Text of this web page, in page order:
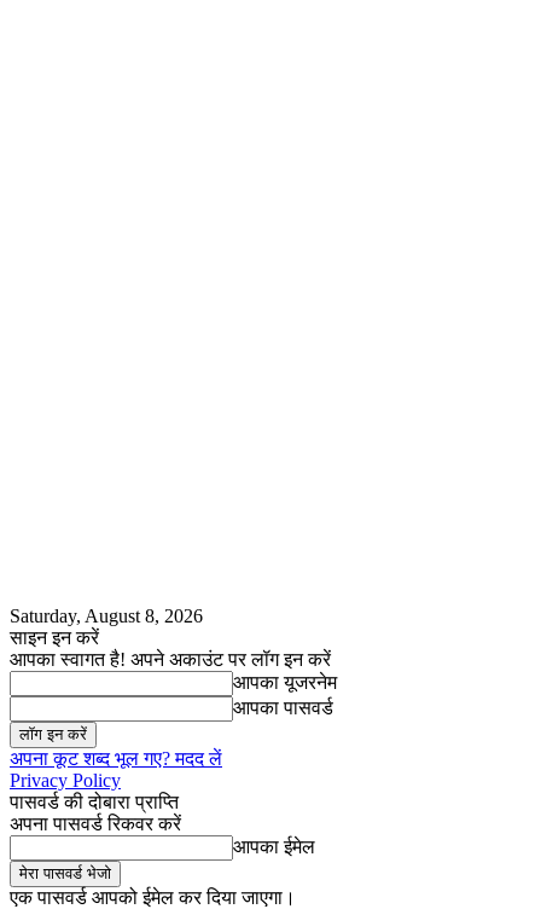
Saturday, August 8, 2026
साइन इन करें
आपका स्वागत है! अपने अकाउंट पर लॉग इन करें
आपका यूजरनेम
आपका पासवर्ड
अपना कूट शब्द भूल गए? मदद लें
Privacy Policy
पासवर्ड की दोबारा प्राप्ति
अपना पासवर्ड रिकवर करें
आपका ईमेल
एक पासवर्ड आपको ईमेल कर दिया जाएगा।